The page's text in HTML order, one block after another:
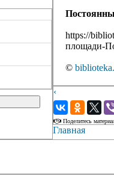
https://
площади-
©
‹
›
Поделитесь
Главная